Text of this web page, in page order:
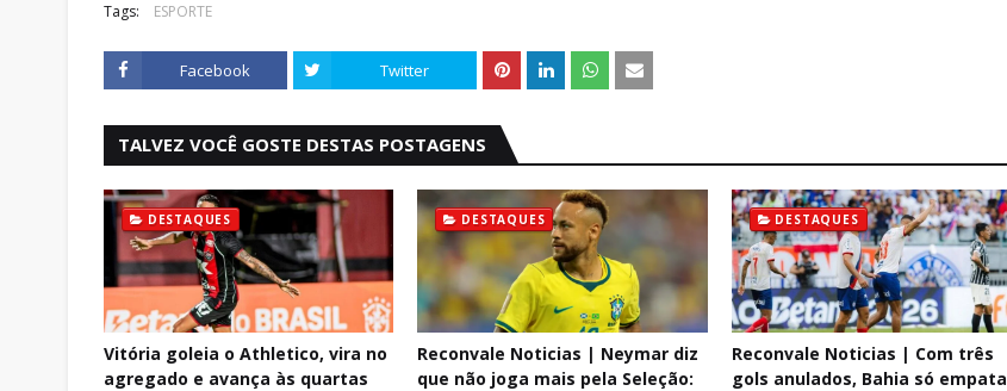
Tags: ESPORTE
Facebook Twitter
TALVEZ VOCÊ GOSTE DESTAS POSTAGENS
DESTAQUES
Vitória goleia o Athletico, vira no
agregado e avança às quartas
DESTAQUES
Reconvale Noticias | Neymar diz
que não joga mais pela Seleção:
DESTAQUES
Reconvale Noticias | Com três
gols anulados, Bahia só empata